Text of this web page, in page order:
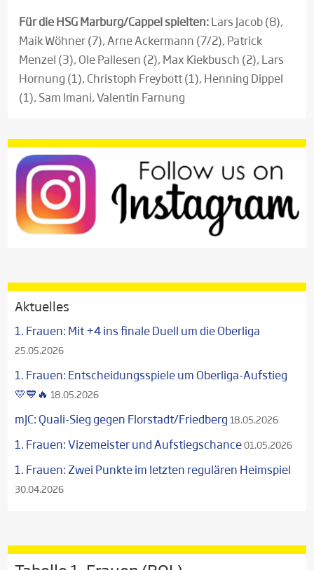
Für die HSG Marburg/Cappel spielten:Lars Jacob (8),
Maik Wöhner (7), Arne Ackermann (7/2), Patrick
Menzel (3), Ole Pallesen (2), Max Kiekbusch (2), Lars
Hornung (1), Christoph Freybott (1), Henning Dippel
(1), Sam Imani, Valentin Farnung
Aktuelles
1. Frauen: Mit +4 ins finale Duell um die Oberliga
25.05.2026
1. Frauen: Entscheidungsspiele um Oberliga-Aufstieg
💛💙🔥 18.05.2026
mJC: Quali-Sieg gegen Florstadt/Friedberg 18.05.2026
1. Frauen: Vizemeister und Aufstiegschance01.05.2026
1. Frauen: Zwei Punkte im letzten regulären Heimspiel
30.04.2026